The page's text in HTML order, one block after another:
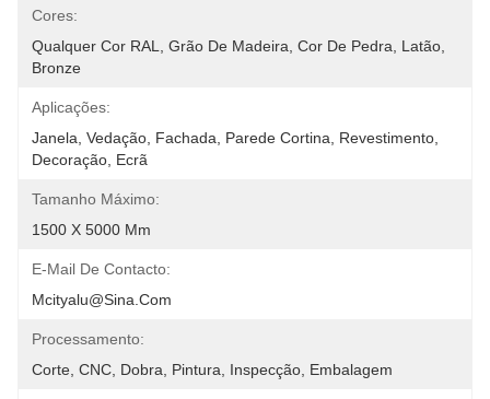
Cores:
Qualquer Cor RAL, Grão De Madeira, Cor De Pedra, Latão,
Bronze
Aplicações:
Janela, Vedação, Fachada, Parede Cortina, Revestimento,
Decoração, Ecrã
Tamanho Máximo:
1500 X 5000 Mm
E-Mail De Contacto:
Mcityalu@sina.com
Processamento:
Corte, CNC, Dobra, Pintura, Inspecção, Embalagem